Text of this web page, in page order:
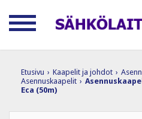
Etusivu › Kaapelit ja johdot ›
Asennuskaapelit ›
Eca (50m)